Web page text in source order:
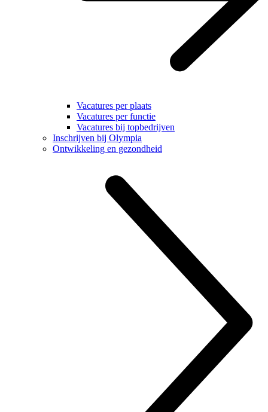
Vacatures per plaats
Vacatures per functie
Vacatures bij topbedrijven
Inschrijven bij Olympia
Ontwikkeling en gezondheid